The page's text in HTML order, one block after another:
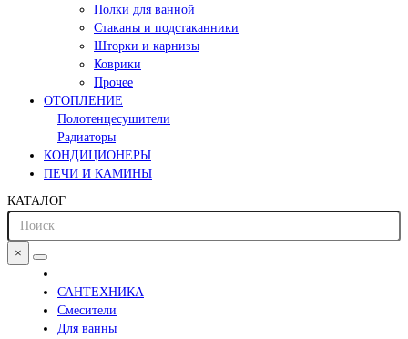
Полки для ванной
Стаканы и подстаканники
Шторки и карнизы
Коврики
Прочее
ОТОПЛЕНИЕ
Полотенцесушители
Радиаторы
КОНДИЦИОНЕРЫ
ПЕЧИ И КАМИНЫ
КАТАЛОГ
×
САНТЕХНИКА
Смесители
Для ванны